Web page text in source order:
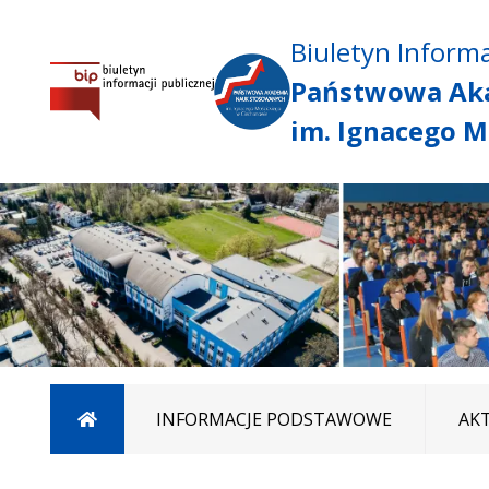
Biuletyn
Państwowa
im. Ignacego
Strona głównaINFORMACJE PODSTAWOWE